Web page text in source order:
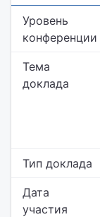
Уровень
конференции
Тема
доклада
Тип доклада
Дата
участия